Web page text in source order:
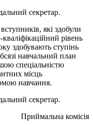
секретар.
вступників, які здобули
кваліфікаційний рівень
здобувають ступінь
навчальний план
спеціальністю
місць
навчання.
секретар.
Приймальна комісія